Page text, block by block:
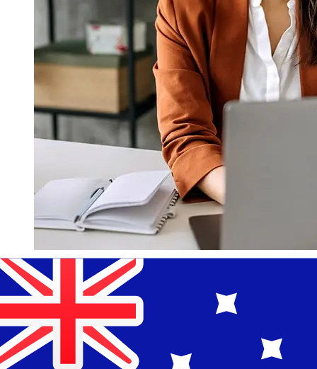
À quelle vitesse un transfert
Slovenska sporitelna EUR AUD ?
Les délais de livraison pour les transferts internationaux
avec Slovenska sporitelna de Pays membres de l'Euro à
Australie varient selon le mode de paiement et le